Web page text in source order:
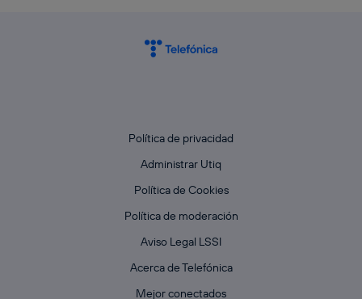
Política de privacidad
Administrar Utiq
Política de Cookies
Política de moderación
Aviso Legal LSSI
Acerca de Telefónica
Mejor conectados